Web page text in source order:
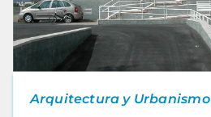
Arquitectura y Urbanismo